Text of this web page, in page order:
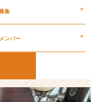
集 >
メンバー >